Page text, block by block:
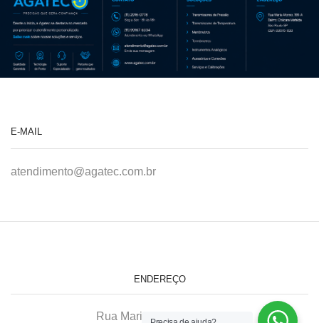
E-MAIL
atendimento@agatec.com.br
ENDEREÇO
Rua Maria Afonso, 166-A